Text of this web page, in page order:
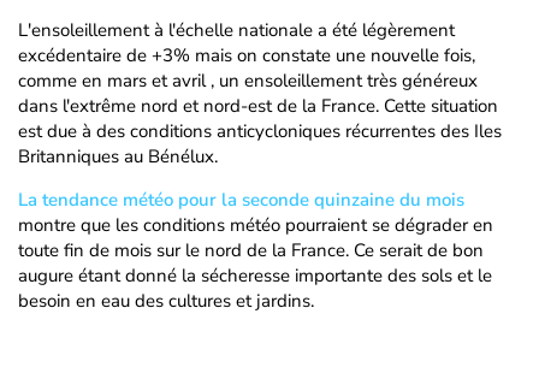
L'ensoleillement à l'échelle nationale a été légèrement
excédentaire de +3% mais on constate une nouvelle fois,
comme en mars et avril , un ensoleillement très généreux
dans l'extrême nord et nord-est de la France. Cette situation
est due à des conditions anticycloniques récurrentes des Iles
Britanniques au Bénélux.
La tendance météo pour la seconde quinzaine du mois
montre que les conditions météo pourraient se dégrader en
toute fin de mois sur le nord de la France. Ce serait de bon
augure étant donné la sécheresse importante des sols et le
besoin en eau des cultures et jardins.